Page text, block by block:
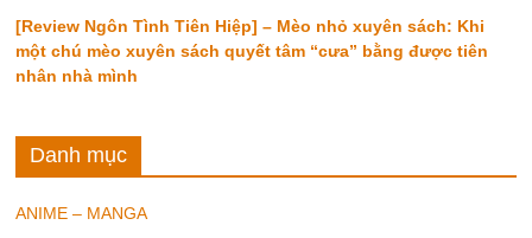
[Review Ngôn Tình Tiên Hiệp] – Mèo nhỏ xuyên sách: Khi
một chú mèo xuyên sách quyết tâm “cưa” bằng được tiên
nhân nhà mình
Danh mục
ANIME – MANGA